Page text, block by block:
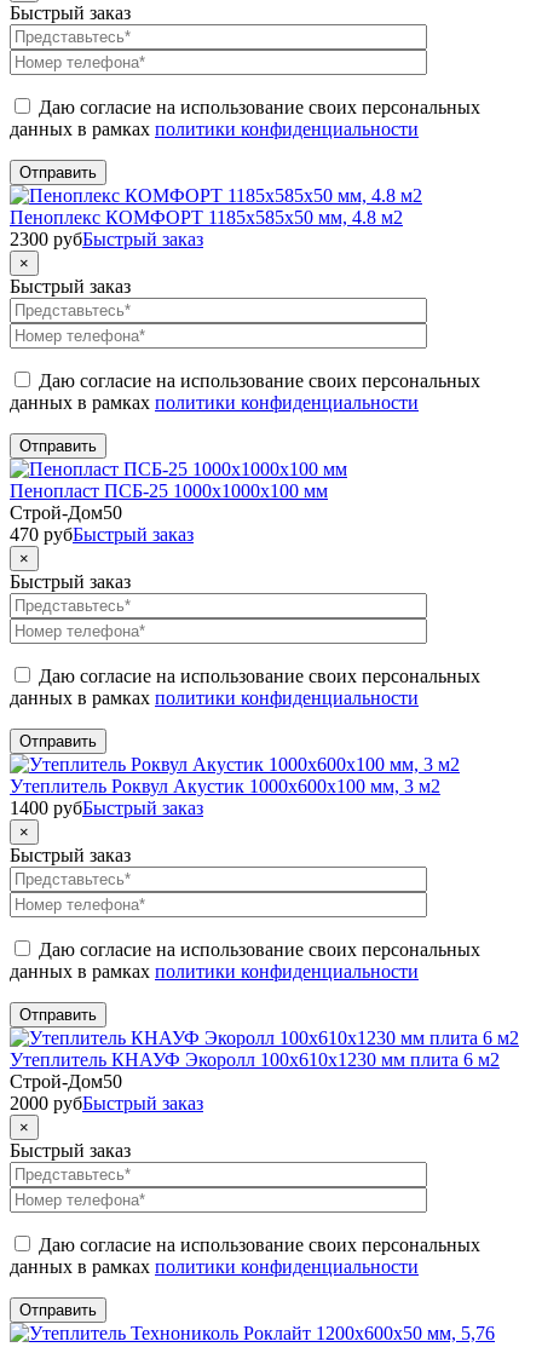
Быстрый заказ
Даю согласие на использование своих персональных
данных в рамках политики конфиденциальности
Пеноплекс КОМФОРТ 1185x585x50 мм, 4.8 м2
2300 рубБыстрый заказ
×
Быстрый заказ
Даю согласие на использование своих персональных
данных в рамках политики конфиденциальности
Пенопласт ПСБ-25 1000x1000x100 мм
Строй-Дом50
470 рубБыстрый заказ
×
Быстрый заказ
Даю согласие на использование своих персональных
данных в рамках политики конфиденциальности
Утеплитель Роквул Акустик 1000x600x100 мм, 3 м2
1400 рубБыстрый заказ
×
Быстрый заказ
Даю согласие на использование своих персональных
данных в рамках политики конфиденциальности
Утеплитель КНАУФ Экоролл 100x610x1230 мм плита 6 м2
Строй-Дом50
2000 рубБыстрый заказ
×
Быстрый заказ
Даю согласие на использование своих персональных
данных в рамках политики конфиденциальности